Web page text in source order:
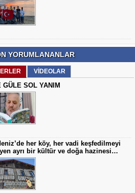
Prof. Dr. Mustafa İmamoğlu
Çocuklarda En Sık Görülen Doğumsal
Anomalilerden Biri: Hipospadias
Arif AZAK
Hoca Mezarı Yaylası Doğaseverleri
Büyüledi…
YORUMLANANLAR
VİDEOLAR
GÜLE SOL YANIM
her köy, her vadi keşfedilmeyi
ayrı bir kültür ve doğa hazinesi…